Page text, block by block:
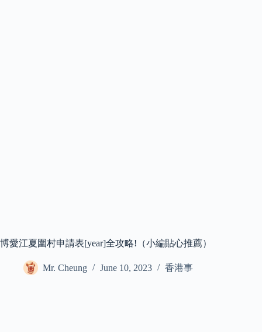
博愛江夏圍村申請表[year]全攻略!（小編貼心推薦）
Mr. Cheung June 10, 2023 香港事